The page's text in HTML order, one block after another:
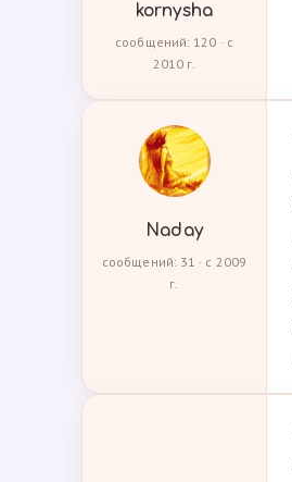
kornysha
сообщений: 120 · с
2010 г.
Naday
сообщений: 31 · с 2009
г.